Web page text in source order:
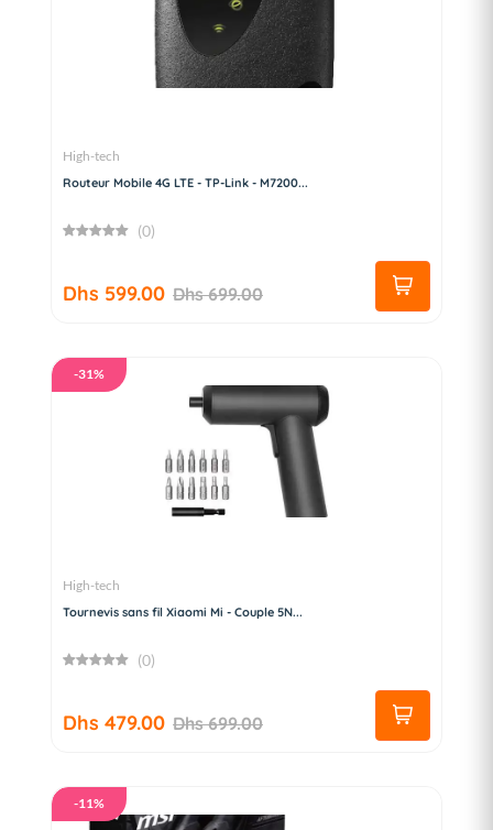
High-tech
Routeur Mobile 4G LTE - TP-Link - M7200...
(0)
Dhs 599.00 Dhs 699.00
-31%
High-tech
Tournevis sans fil Xiaomi Mi - Couple 5N...
(0)
Dhs 479.00 Dhs 699.00
-11%